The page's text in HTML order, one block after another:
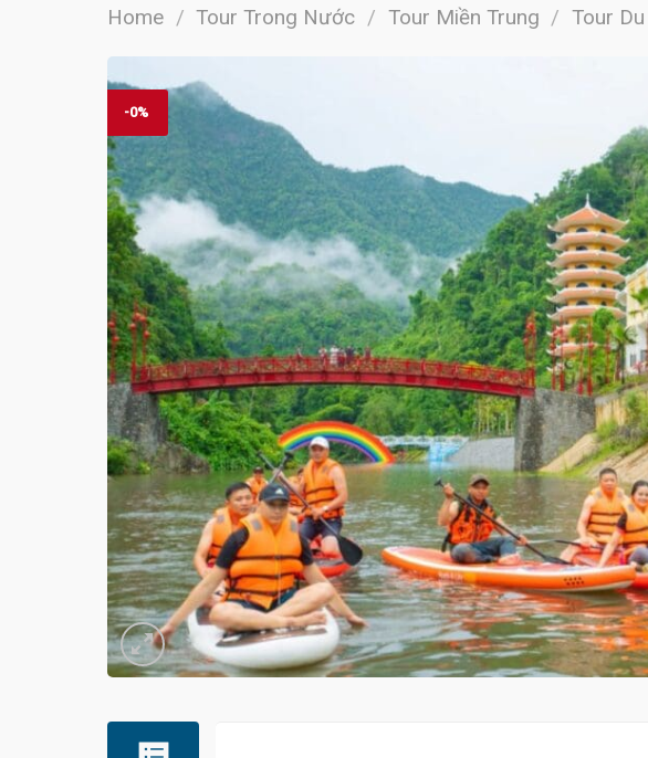
Home / Tour Trong Nước / Tour Miền Trung / Tour
-0%